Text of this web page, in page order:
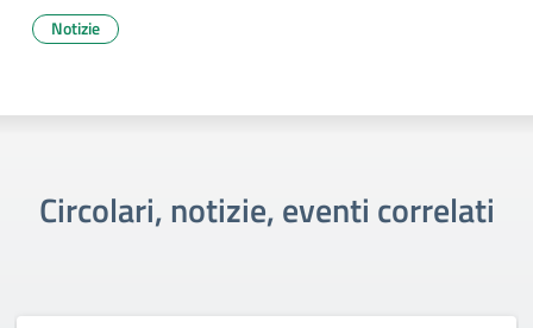
Notizie
Circolari, notizie, eventi correlati